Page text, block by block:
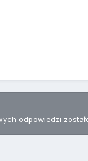
odpowiedzi